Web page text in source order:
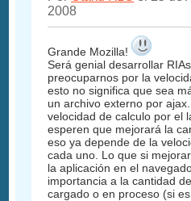
2008
Grande Mozilla!
Será genial desarrollar
preocuparnos por la
esto no significa que sea
un archivo externo por
velocidad de calculo por el
esperen que mejorará la
eso ya depende de la
cada uno. Lo que si
la aplicación en el
importancia a la cantidad
cargado o en proceso (si